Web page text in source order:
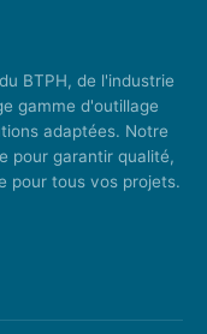
BTPH, de l'industrie
gamme d'outillage
adaptées. Notre
pour garantir qualité,
pour tous vos projets.